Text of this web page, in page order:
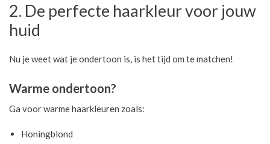
2. De perfecte haarkleur voor jouw
huid
Nu je weet wat je ondertoon is, is het tijd om te matchen!
Warme ondertoon?
Ga voor warme haarkleuren zoals:
Honingblond